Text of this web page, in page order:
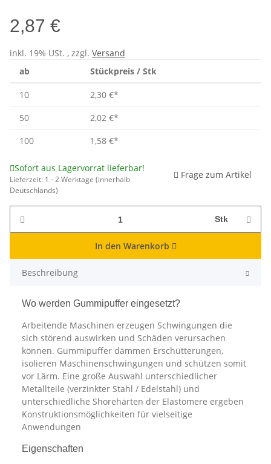
2,87 €
inkl. 19% USt. , zzgl. Versand
ab
Stückpreis / Stk
10 2,30 €*
50
2,02 €*
100
1,58 €*
Sofort aus Lagervorrat lieferbar!
Lieferzeit: 1 - 2 Werktage (innerhalb
Deutschlands)
Frage zum Artikel
Stk
In den Warenkorb
Beschreibung
Wo werden Gummipuffer eingesetzt?
Arbeitende Maschinen erzeugen Schwingungen die
sich störend auswirken und Schäden verursachen
können. Gummipuffer dämmen Erschütterungen,
isolieren Maschinenschwingungen und schützen somit
vor Lärm. Eine große Auswahl unterschiedlicher
Metallteile (verzinkter Stahl / Edelstahl) und
unterschiedliche Shorehärten der Elastomere ergeben
Konstruktionsmöglichkeiten für vielseitige
Anwendungen
Eigenschaften